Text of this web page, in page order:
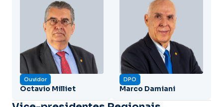
Ouvidor
Octavio Milliet
DPO
Marco Damiani